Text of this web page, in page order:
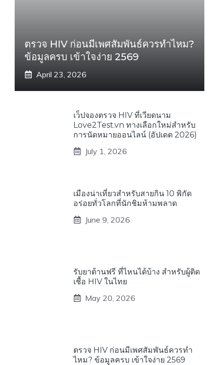
ตรวจ HIV ก่อนมีเพศสัมพันธ์ควรทำไหม?
ข้อมูลครบ เข้าใจง่าย 2569
April 23, 2026
เว็ปจองตรวจ HIV ที่เวียดนาม
Love2Test.vn ทางเลือกใหม่สำหรับ
การนัดหมายออนไลน์ (อัปเดต 2026)
July 1, 2026
เมืองน่าเที่ยวสำหรับสายกิน 10 พิกัด
อร่อยทั่วโลกที่นักชิมห้ามพลาด
June 9, 2026
รับยาต้านฟรี ที่ไหนได้บ้าง สำหรับผู้ติด
เชื้อ HIV ในไทย
May 20, 2026
ตรวจ HIV ก่อนมีเพศสัมพันธ์ควรทำ
ไหม? ข้อมูลครบ เข้าใจง่าย 2569